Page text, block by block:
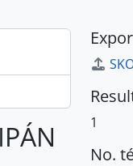
1
No.